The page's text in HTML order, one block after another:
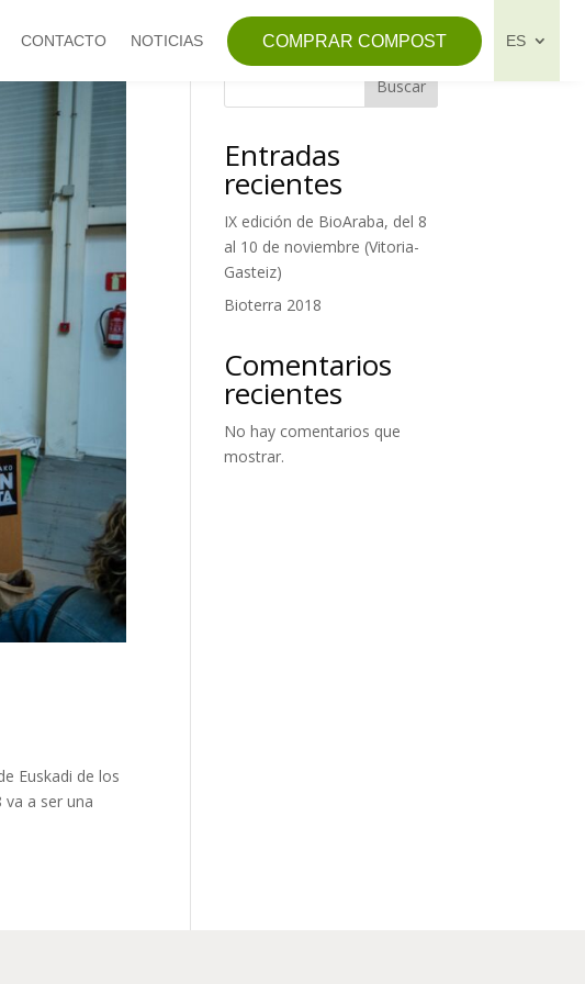
CONTACTO NOTICIAS COMPRAR COMPOST ES
Euskadi de los
a ser una
Buscar
Entradas
recientes
IX edición de BioAraba, del 8
al 10 de noviembre (Vitoria-
Gasteiz)
Bioterra 2018
Comentarios
recientes
No hay comentarios que
mostrar.